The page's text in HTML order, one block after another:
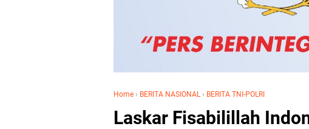
Home › BERITA NASIONAL› BERITA TNI-POLRI
Laskar Fisabilillah